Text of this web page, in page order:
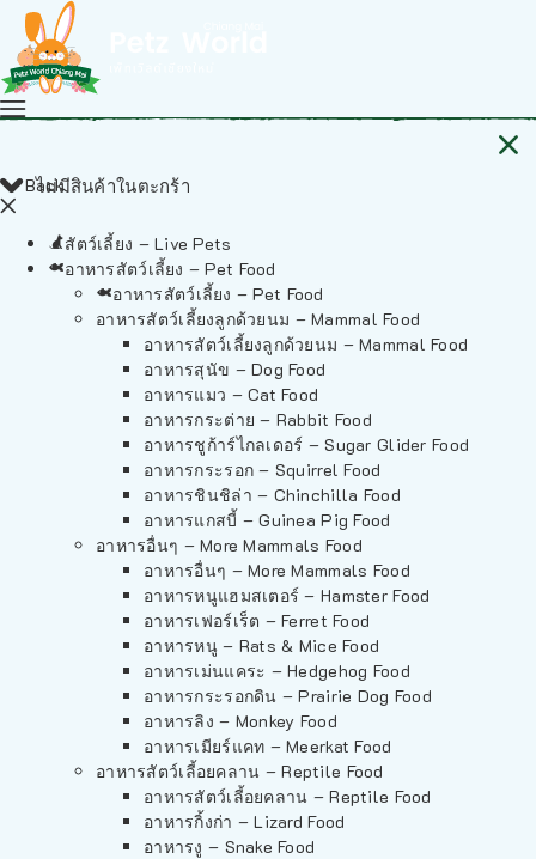
ไม่มีสินค้าในตะกร้า
Back
สัตว์เลี้ยง – Live Pets
อาหารสัตว์เลี้ยง – Pet Food
อาหารสัตว์เลี้ยง – Pet Food
อาหารสัตว์เลี้ยงลูกด้วยนม – Mammal Food
อาหารสัตว์เลี้ยงลูกด้วยนม – Mammal Food
อาหารสุนัข – Dog Food
อาหารแมว – Cat Food
อาหารกระต่าย – Rabbit Food
อาหารชูก้าร์ไกลเดอร์ – Sugar Glider Food
อาหารกระรอก – Squirrel Food
อาหารชินชิล่า – Chinchilla Food
อาหารแกสบี้ – Guinea Pig Food
อาหารอื่นๆ – More Mammals Food
อาหารอื่นๆ – More Mammals Food
อาหารหนูแฮมสเตอร์ – Hamster Food
อาหารเฟอร์เร็ต – Ferret Food
อาหารหนู – Rats & Mice Food
อาหารเม่นแคระ – Hedgehog Food
อาหารกระรอกดิน – Prairie Dog Food
อาหารลิง – Monkey Food
อาหารเมียร์แคท – Meerkat Food
อาหารสัตว์เลี้อยคลาน – Reptile Food
อาหารสัตว์เลี้อยคลาน – Reptile Food
อาหารกิ้งก่า – Lizard Food
อาหารงู – Snake Food